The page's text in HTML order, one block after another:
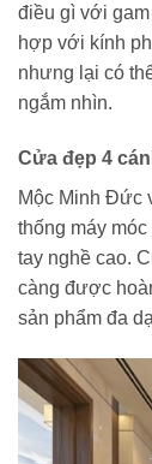
điều gì với
hợp với kính
nhưng lại có
ngắm nhìn.
Cửa đẹp 4
Mộc Minh Đức
thống máy
tay nghề cao.
càng được
sản phẩm đa